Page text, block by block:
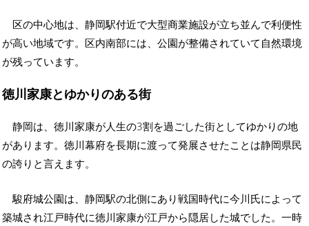
区の中心地は、静岡駅付近で大型商業施設が立ち並んで利便性
が高い地域です。区内南部には、公園が整備されていて自然環境
が残っています。
徳川家康とゆかりのある街
静岡は、徳川家康が人生の3割を過ごした街としてゆかりの地
があります。徳川幕府を長期に渡って発展させたことは静岡県民
の誇りと言えます。
駿府城公園は、静岡駅の北側にあり戦国時代に今川氏によって
築城され江戸時代に徳川家康が江戸から隠居した城でした。一時